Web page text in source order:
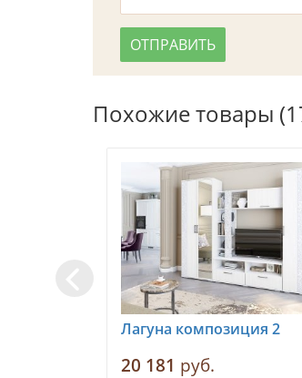
Похожие товары
Лагуна композиция 2
20 181 руб.